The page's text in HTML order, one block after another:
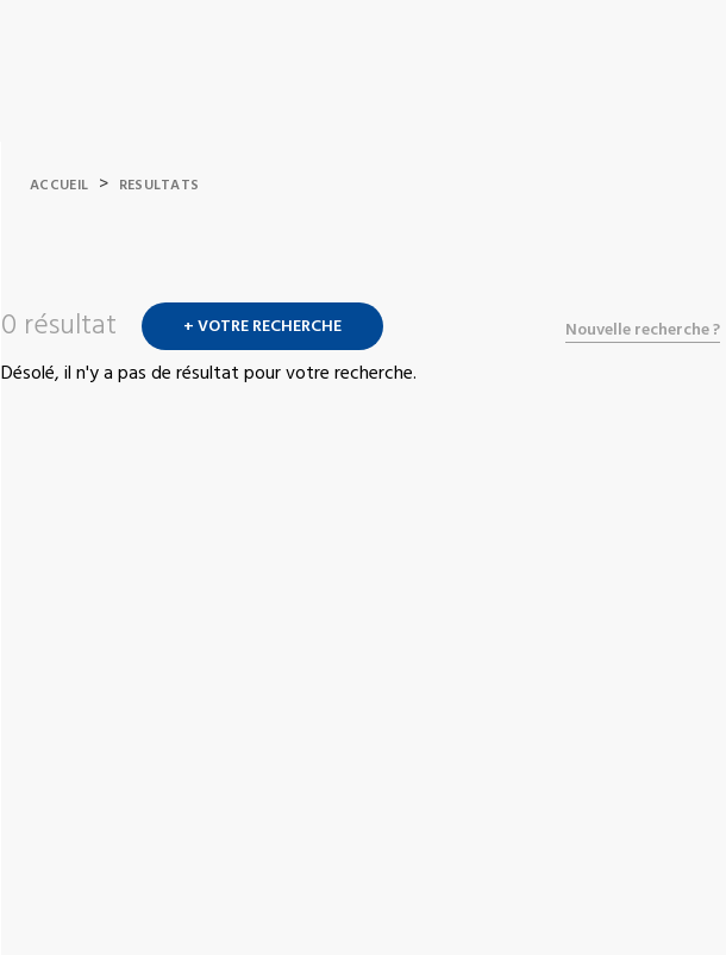
ACCUEIL > RESULTATS
0 résultat + VOTRE RECHERCHE Nouvelle recherche ?
Désolé, il n'y a pas de résultat pour votre recherche.